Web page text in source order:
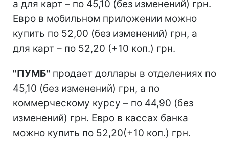
а для карт – по 45,10 (без изменений) грн.
Евро в мобильном приложении можно
купить по 52,00 (без изменений) грн, а
для карт – по 52,20 (+10 коп.) грн.
''ПУМБ'' продает доллары в отделениях по
45,10 (без изменений) грн, а по
коммерческому курсу – по 44,90 (без
изменений) грн. Евро в кассах банка
можно купить по 52,20(+10 коп.) грн.